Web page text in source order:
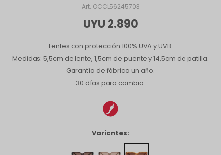
OCCL56245703
UYU 2.890
Lentes con protección 100% UVA y UVB.
Medidas: 5,5cm de lente, 1,5cm de puente y 14,5cm de patilla.
Garantía de fábrica un año.
30 días para cambio.
Variantes: